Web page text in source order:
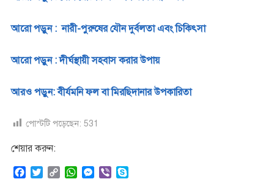
আরো পড়ুন : নারী-পুরুষের যৌন দুর্বলতা এবং চিকিৎসা
আরো পড়ুন : দীর্ঘস্থায়ী সহবাস করার উপায়
আরও পড়ুন: বীর্যমনি ফল বা মিরছিদানার উপকারিতা
পোস্টটি পড়েছেন: 531
শেয়ার করুন:
W
M
V